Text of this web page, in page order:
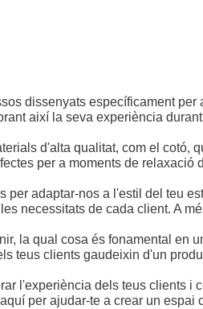
dissenyats específicament
així la seva experiència
d'alta qualitat, com el
per a moments de relaxació
adaptar-nos a l'estil del teu
necessitats de cada client. A
la qual cosa és fonamental
teus clients gaudeixin d'un
l'experiència dels teus clients
per ajudar-te a crear un espai